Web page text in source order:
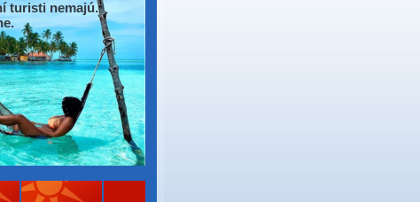
turisti nemajú.